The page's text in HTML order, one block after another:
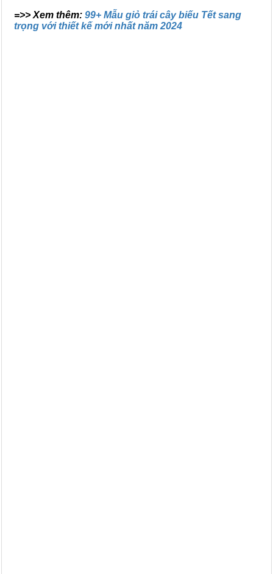
=>> Xem thêm: 99+ Mẫu giỏ trái cây biếu Tết sang
trọng với thiết kế mới nhất năm 2024